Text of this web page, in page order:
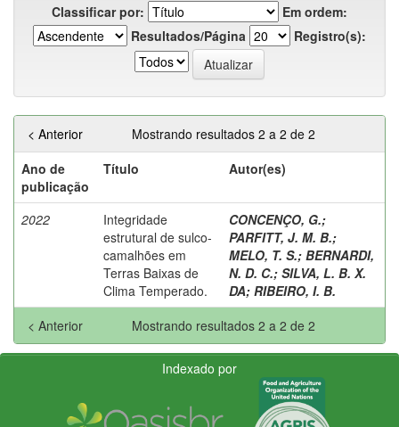
Classificar por:
Em ordem:
Resultados/Página
Registro(s):
Mostrando resultados 2 a 2 de 2
< Anterior
Ano de
publicação
Título Autor(es)
2022
Integridade
estrutural de sulco-
camalhões em
Terras Baixas de
Clima Temperado.
CONCENÇO, G.;
PARFITT, J. M. B.;
MELO, T. S.; BERNARDI,
N. D. C.; SILVA, L. B. X.
DA; RIBEIRO, I. B.
Mostrando resultados 2 a 2 de 2
< Anterior
Indexado por